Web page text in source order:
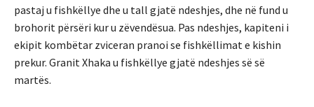
pastaj u fishkëllye dhe u tall gjatë ndeshjes, dhe në fund u
brohorit përsëri kur u zëvendësua. Pas ndeshjes, kapiteni i
ekipit kombëtar zviceran pranoi se fishkëllimat e kishin
prekur. Granit Xhaka u fishkëllye gjatë ndeshjes së së
martës.